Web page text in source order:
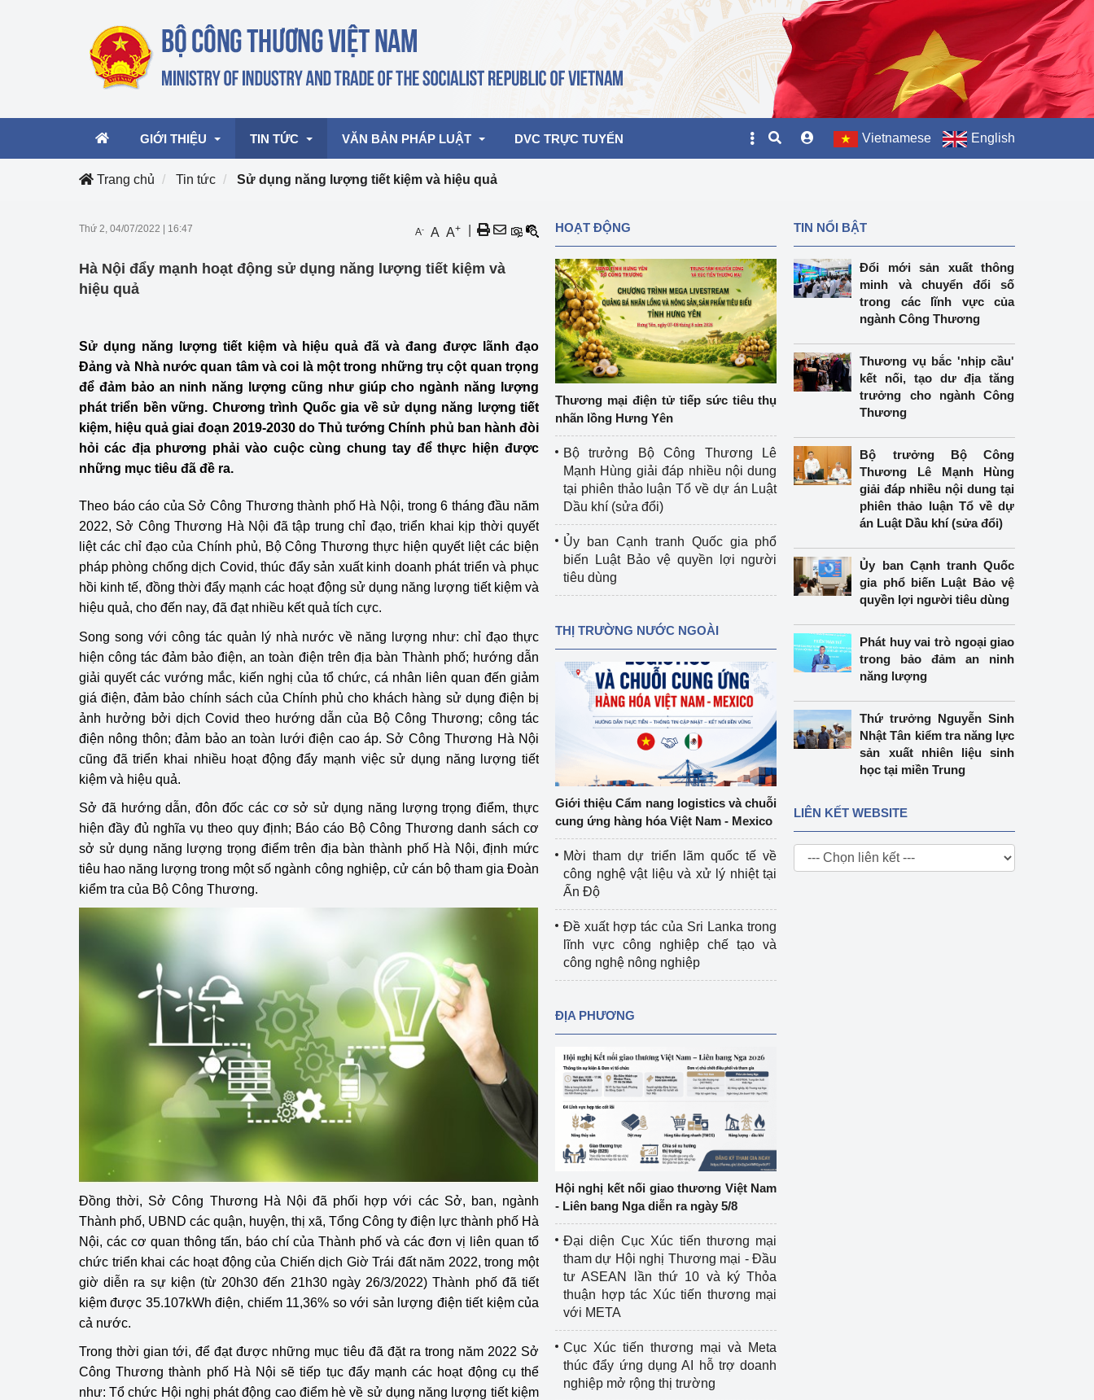
GIỚI THIỆU
Cơ cấu tổ chức
TIN TỨC
Hoạt động của Lãnh đạo Bộ
mại, Dịch vụ Việt Nam 2026
Hoạt động của Bộ trưởng
Công Thương - Công luận
Họp báo
Thông cáo báo chí
Điểm báo
Chuyển đổi số
Lịch sử phát triển
Phát triển nguồn nhân lực
Phát triển bền vững
Tổ chức kiểm định
Tổ chức kiểm định kỹ thuật an toàn lao
động thuộc thẩm quyền quản lý của
Tổ chức được cấp GCN đăng ký, hoạt
động kiểm định thiết bị, dụng cụ điện
làm việc ở môi trường không có nguy
hiểm khí, bụi nổ
Cơ sở sản xuất, sửa chữa chai chứa
LPG
nghiệp vụ kiểm định kỹ thuật an toàn
lao động
Tái cơ cấu ngành Công Thương
Quản lý thị trường
Sử dụng năng lượng tiết kiệm và
hiệu quả
Hiệu quả năng lượng
Thông báo
Bảo vệ môi trường Video bảo vệ môi trường
Văn bản về môi trường
Đọc báo giúp bạn
Bảo vệ nền tảng tư tưởng của Đảng
Xúc tiến thương mại Khu vực miền Bắc
Khu vực miền Trung
Khu vực miền Nam
Thị trường nước ngoàiHiệp định EVFTA
Thị trường châu Á – châu Phi
Thị trường châu Âu – châu Mỹ
Thị trường trong nước
Ngành Công Thương đưa nghị quyết
Đại hội XIV của Đảng vào cuộc sống
Phát triển công nghiệpCông nghiệp nền tảng
Sản xuất công nghiệp
Phát triển năng lượng
VĂN BẢN PHÁP LUẬT DVC TRỰC TUYẾN Vietnamese English
Trang chủ Tin tức Sử dụng năng lượng tiết kiệm và hiệu quả
Thứ 2, 04/07/2022 16:47 A- A A+
Hà Nội đẩy mạnh hoạt động sử dụng năng lượng tiết kiệm và
hiệu quả
Sử dụng năng lượng tiết kiệm và hiệu quả đã và đang được lãnh đạo
Đảng và Nhà nước quan tâm và coi là một trong những trụ cột quan trọng
để đảm bảo an ninh năng lượng cũng như giúp cho ngành năng lượng
phát triển bền vững. Chương trình Quốc gia về sử dụng năng lượng tiết
kiệm, hiệu quả giai đoạn 2019-2030 do Thủ tướng Chính phủ ban hành đòi
hỏi các địa phương phải vào cuộc cùng chung tay để thực hiện được
những mục tiêu đã đề ra.
Theo báo cáo của Sở Công Thương thành phố Hà Nội, trong 6 tháng đầu năm
2022, Sở Công Thương Hà Nội đã tập trung chỉ đạo, triển khai kịp thời quyết
liệt các chỉ đạo của Chính phủ, Bộ Công Thương thực hiện quyết liệt các biện
pháp phòng chống dịch Covid, thúc đẩy sản xuất kinh doanh phát triển và phục
hồi kinh tế, đồng thời đẩy mạnh các hoạt động sử dụng năng lượng tiết kiệm và
hiệu quả, cho đến nay, đã đạt nhiều kết quả tích cực.
Song song với công tác quản lý nhà nước về năng lượng như: chỉ đạo thực
hiện công tác đảm bảo điện, an toàn điện trên địa bàn Thành phố; hướng dẫn
giải quyết các vướng mắc, kiến nghị của tổ chức, cá nhân liên quan đến giảm
giá điện, đảm bảo chính sách của Chính phủ cho khách hàng sử dụng điện bị
ảnh hưởng bởi dịch Covid theo hướng dẫn của Bộ Công Thương; công tác
điện nông thôn; đảm bảo an toàn lưới điện cao áp. Sở Công Thương Hà Nội
cũng đã triển khai nhiều hoạt động đẩy mạnh việc sử dụng năng lượng tiết
kiệm và hiệu quả.
Sở đã hướng dẫn, đôn đốc các cơ sở sử dụng năng lượng trọng điểm, thực
hiện đầy đủ nghĩa vụ theo quy định; Báo cáo Bộ Công Thương danh sách cơ
sở sử dụng năng lượng trọng điểm trên địa bàn thành phố Hà Nội, định mức
tiêu hao năng lượng trong một số ngành công nghiệp, cử cán bộ tham gia Đoàn
kiểm tra của Bộ Công Thương.
Đồng thời, Sở Công Thương Hà Nội đã phối hợp với các Sở, ban, ngành
Thành phố, UBND các quận, huyện, thị xã, Tổng Công ty điện lực thành phố Hà
Nội, các cơ quan thông tấn, báo chí của Thành phố và các đơn vị liên quan tổ
chức triển khai các hoạt động của Chiến dịch Giờ Trái đất năm 2022, trong một
giờ diễn ra sự kiện (từ 20h30 đến 21h30 ngày 26/3/2022) Thành phố đã tiết
kiệm được 35.107kWh điện, chiếm 11,36% so với sản lượng điện tiết kiệm của
cả nước.
Trong thời gian tới, để đạt được những mục tiêu đã đặt ra trong năm 2022 Sở
Công Thương thành phố Hà Nội sẽ tiếp tục đẩy mạnh các hoạt động cụ thể
như: Tổ chức Hội nghị phát động cao điểm hè về sử dụng năng lượng tiết kiệm
HOẠT ĐỘNG
Thương mại điện tử tiếp sức tiêu thụ
nhãn lồng Hưng Yên
Bộ trưởng Bộ Công Thương Lê
Mạnh Hùng giải đáp nhiều nội dung
tại phiên thảo luận Tổ về dự án Luật
Dầu khí (sửa đổi)
Ủy ban Cạnh tranh Quốc gia phổ
biến Luật Bảo vệ quyền lợi người
tiêu dùng
THỊ TRƯỜNG NƯỚC NGOÀI
Giới thiệu Cẩm nang logistics và chuỗi
cung ứng hàng hóa Việt Nam - Mexico
Mời tham dự triển lãm quốc tế về
công nghệ vật liệu và xử lý nhiệt tại
Ấn Độ
Đề xuất hợp tác của Sri Lanka trong
lĩnh vực công nghiệp chế tạo và
công nghệ nông nghiệp
ĐỊA PHƯƠNG
Hội nghị kết nối giao thương Việt Nam
- Liên bang Nga diễn ra ngày 5/8
Đại diện Cục Xúc tiến thương mại
tham dự Hội nghị Thương mại - Đầu
tư ASEAN lần thứ 10 và ký Thỏa
thuận hợp tác Xúc tiến thương mại
với META
Cục Xúc tiến thương mại và Meta
thúc đẩy ứng dụng AI hỗ trợ doanh
nghiệp mở rộng thị trường
TIN NỔI BẬT
Đổi mới sản xuất thông
minh và chuyển đổi số
trong các lĩnh vực của
ngành Công Thương
Thương vụ bắc 'nhịp cầu'
kết nối, tạo dư địa tăng
trưởng cho ngành Công
Thương
Bộ trưởng Bộ Công
Thương Lê Mạnh Hùng
giải đáp nhiều nội dung tại
phiên thảo luận Tổ về dự
án Luật Dầu khí (sửa đổi)
Ủy ban Cạnh tranh Quốc
gia phổ biến Luật Bảo vệ
quyền lợi người tiêu dùng
Phát huy vai trò ngoại giao
trong bảo đảm an ninh
năng lượng
Thứ trưởng Nguyễn Sinh
Nhật Tân kiểm tra năng lực
sản xuất nhiên liệu sinh
học tại miền Trung
LIÊN KẾT WEBSITE